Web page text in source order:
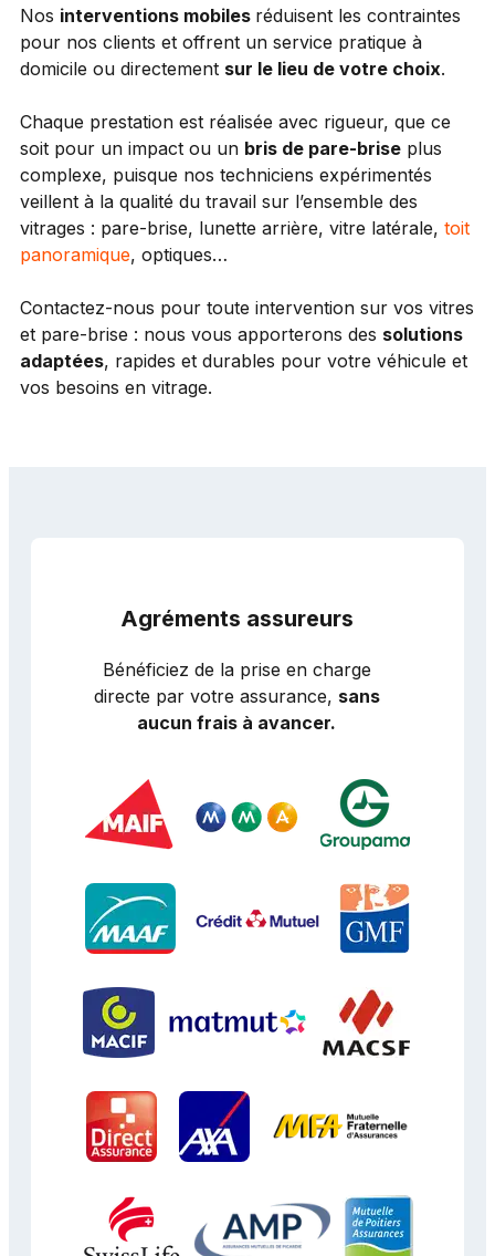
Nos interventions mobiles réduisent les contraintes
pour nos clients et offrent un service pratique à
domicile ou directement sur le lieu de votre choix.
Chaque prestation est réalisée avec rigueur, que ce
soit pour un impact ou un bris de pare-brise plus
complexe, puisque nos techniciens expérimentés
veillent à la qualité du travail sur l’ensemble des
vitrages : pare-brise, lunette arrière, vitre latérale, toit
panoramique, optiques…
Contactez-nous pour toute intervention sur vos vitres
et pare-brise : nous vous apporterons des solutions
adaptées, rapides et durables pour votre véhicule et
vos besoins en vitrage.
Agréments assureurs
Bénéficiez de la prise en charge
directe par votre assurance, sans
aucun frais à avancer.